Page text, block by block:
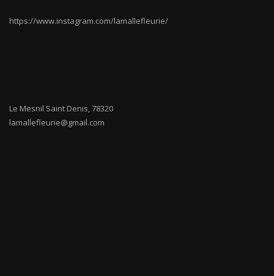
https://www.instagram.com/lamallefleurie/
Le Mesnil Saint Denis,78320
lamallefleurie@gmail.com